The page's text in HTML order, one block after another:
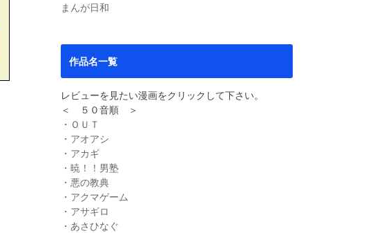
まんが日和
作品名一覧
レビューを見たい漫画をクリックして下さい。
＜ ５０音順 ＞
・ＯＵＴ
・アオアシ
・アカギ
・暁！！男塾
・悪の教典
・アクマゲーム
・アサギロ
・あさひなぐ